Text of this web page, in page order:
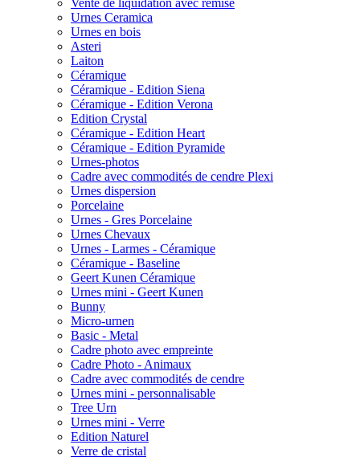
Vente de liquidation avec remise
Urnes Ceramica
Urnes en bois
Asteri
Laiton
Céramique
Céramique - Edition Siena
Céramique - Edition Verona
Edition Crystal
Céramique - Edition Heart
Céramique - Edition Pyramide
Urnes-photos
Cadre avec commodités de cendre Plexi
Urnes dispersion
Porcelaine
Urnes - Gres Porcelaine
Urnes Chevaux
Urnes - Larmes - Céramique
Céramique - Baseline
Geert Kunen Céramique
Urnes mini - Geert Kunen
Bunny
Micro-urnen
Basic - Metal
Cadre photo avec empreinte
Cadre Photo - Animaux
Cadre avec commodités de cendre
Urnes mini - personnalisable
Tree Urn
Urnes mini - Verre
Edition Naturel
Verre de cristal